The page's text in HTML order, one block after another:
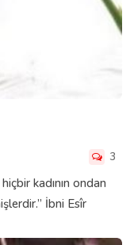
3
kadının ondan
İbni Esîr